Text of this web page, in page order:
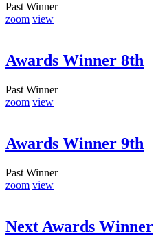
Past Winner
zoom view
Awards Winner 8th
Past Winner
zoom view
Awards Winner 9th
Past Winner
zoom view
Next Awards Winner